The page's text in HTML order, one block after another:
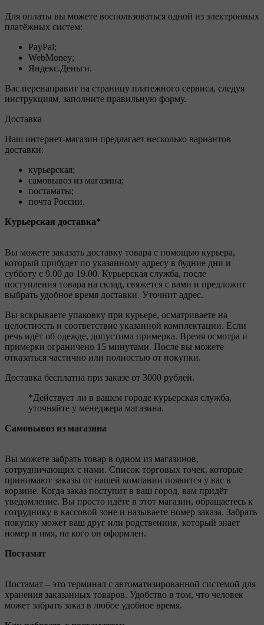
Для оплаты вы можете воспользоваться одной из электронных
платёжных систем:
PayPal;
WebMoney;
Яндекс.Деньги.
Вас перенаправит на страницу платежного сервиса, следуя
инструкциям, заполните правильную форму.
Доставка
Наш интернет-магазин предлагает несколько вариантов
доставки:
курьерская;
самовывоз из магазина;
постаматы;
почта России.
Курьерская доставка*
Вы можете заказать доставку товара с помощью курьера,
который прибудет по указанному адресу в будние дни и
субботу с 9.00 до 19.00. Курьерская служба, после
поступления товара на склад, свяжется с вами и предложит
выбрать удобное время доставки. Уточнит адрес.
Вы вскрываете упаковку при курьере, осматриваете на
целостность и соответствие указанной комплектации. Если
речь идёт об одежде, допустима примерка. Время осмотра и
примерки ограничено 15 минутами. После вы можете
отказаться частично или полностью от покупки.
Доставка бесплатна при заказе от 3000 рублей.
*Действует ли в вашем городе курьерская служба,
уточняйте у менеджера магазина.
Самовывоз из магазина
Вы можете забрать товар в одном из магазинов,
сотрудничающих с нами. Список торговых точек, которые
принимают заказы от нашей компании появится у вас в
корзине. Когда заказ поступит в ваш город, вам придёт
уведомление. Вы просто идёте в этот магазин, обращаетесь к
сотруднику в кассовой зоне и называете номер заказа. Забрать
покупку может ваш друг или родственник, который знает
номер и имя, на кого он оформлен.
Постамат
Постамат – это терминал с автоматизированной системой для
хранения заказанных товаров. Удобство в том, что человек
может забрать заказ в любое удобное время.